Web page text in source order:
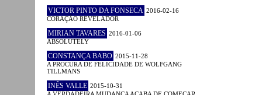
VICTOR PINTO DA FONSECA 2016-02-16
CORAÇÃO REVELADOR
MIRIAN TAVARES 2016-01-06
ABSOLUTELY
CONSTANÇA BABO 2015-11-28
A PROCURA DE FELICIDADE DE WOLFGANG
TILLMANS
INÊS VALLE 2015-10-31